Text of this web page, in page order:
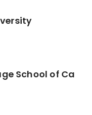
School of Ca